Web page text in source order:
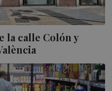
la calle Colón y